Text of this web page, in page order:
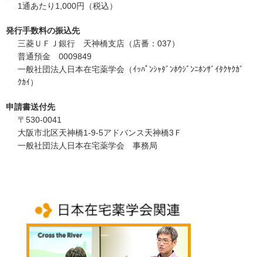
1通あたり1,000円（税込）
発行手数料の振込先
三菱ＵＦＪ銀行 天神橋支店（店番：037）
普通預金 0009849
一般社団法人日本在宅薬学会（ｲｯﾊﾟﾝｼｬﾀﾞﾝﾎｳｼﾞﾝﾆﾎﾝｻﾞｲﾀｸﾔｸｶﾞ
ｸｶｲ）
申請書送付先
〒530-0041
大阪市北区天神橋1-9-5アドバンス天神橋3Ｆ
一般社団法人日本在宅薬学会 事務局